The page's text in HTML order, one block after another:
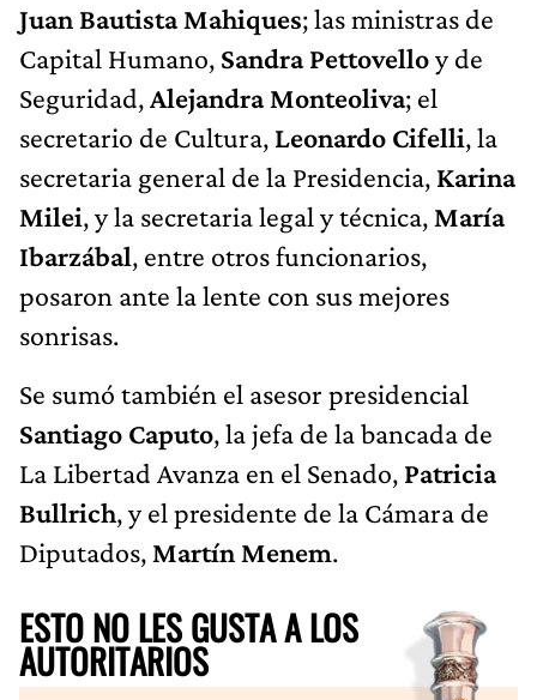
Juan Bautista Mahiques; las ministras de
Capital Humano, Sandra Pettovelloy de
Seguridad,Alejandra Monteoliva; el
secretario de Cultura, Leonardo Cifelli, la
secretaria general de la Presidencia, Karina
Milei, y la secretaria legal y técnica, María
Ibarzábal, entre otros funcionarios,
posaron ante la lente con sus mejores
sonrisas.
Se sumó también el asesor presidencial
Santiago Caputo, la jefa de la bancada de
La Libertad Avanza en el Senado, Patricia
Bullrich, y el presidente de la Cámara de
Diputados, Martín Menem.
ESTO NO LES GUSTA A LOS
AUTORITARIOS